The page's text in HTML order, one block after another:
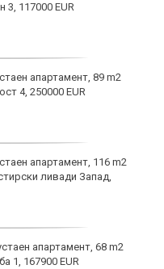
117000 EUR
апартамент, 89 m2
4, 250000 EUR
апартамент, 116 m2
ливади Запад,
апартамент, 68 m2
1, 167900 EUR